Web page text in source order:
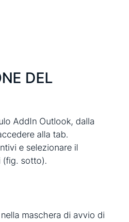
DEL
AddIn Outlook, dalla
alla tab.
e selezionare il
(fig. sotto).
maschera di avvio di